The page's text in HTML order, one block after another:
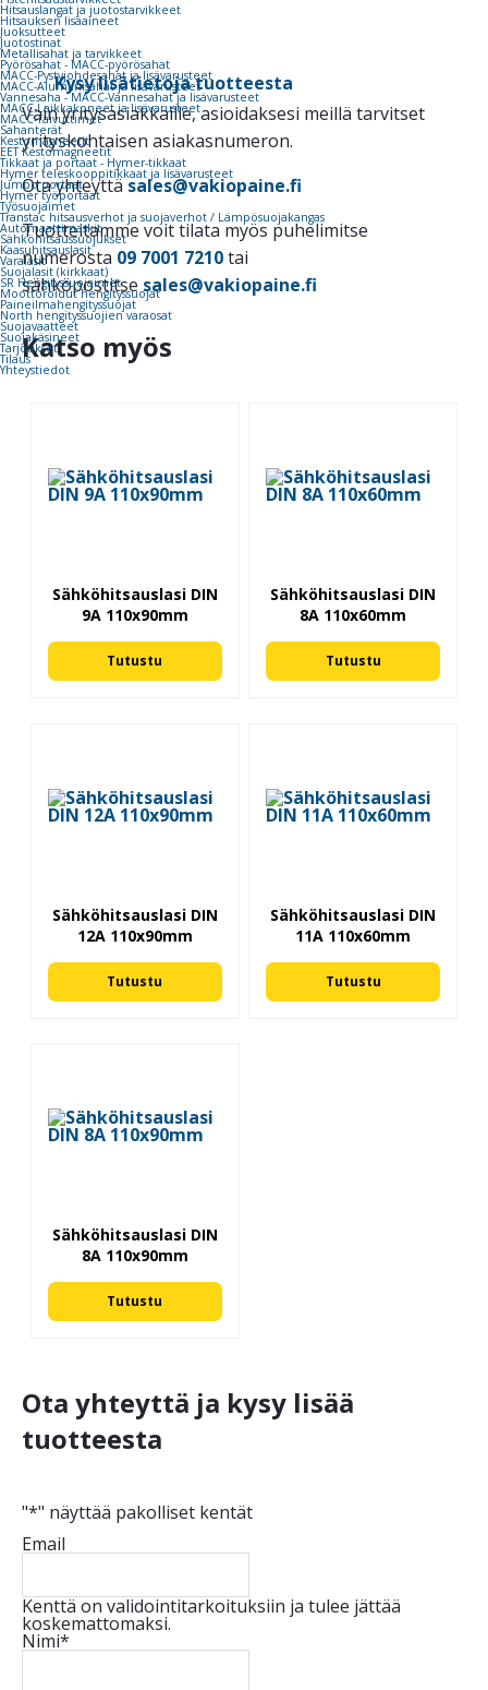
Hitsauslangat ja juotostarvikkeet
Hitsauksen lisäaineet
Juoksutteet
Juotostinat
Metallisahat ja tarvikkeet
Pyörösahat - MACC-pyörösahat
MACC-Pystyjohdesahat ja lisävarusteet
MACC-Alumiinisahat ja lisävarusteet
Vannesaha - MACC-Vannesahat ja lisävarusteet
MACC-Laikkakoneet ja lisävarusteet
MACC-Taivuttimet
Sahanterät
Kestomagneetit
EET Kestomagneetit
Tikkaat ja portaat - Hymer-tikkaat
Hymer teleskooppitikkaat ja lisävarusteet
Jumbo portaat
Hymer työportaat
Työsuojaimet
Transtac hitsausverhot ja suojaverhot / Lämpösuojakangas
Automaattimaskit
Sähköhitsaussuojukset
Kaasuhitsauslasit
Varalasit
Suojalasit (kirkkaat)
SR Hengityssuojaimet
Moottoroidut hengityssuojat
Paineilmahengityssuojat
North hengityssuojien varaosat
Suojavaatteet
Suojakäsineet
Tarjoukset
Tilaus
Yhteystiedot
Kysy lisätietoja tuotteesta
Vain yritysasiakkaille, asioidaksesi meillä tarvitset
yrityskohtaisen asiakasnumeron.
Ota yhteyttäsales@vakiopaine.fi
Tuotteitamme voit tilata myös puhelimitse
numerosta 09 7001 7210tai
sähköpostitse sales@vakiopaine.fi
Katso myös
Sähköhitsauslasi DIN
9A 110x90mm
Tutustu
Sähköhitsauslasi DIN
8A 110x60mm
Tutustu
Sähköhitsauslasi DIN
12A 110x90mm
Tutustu
Sähköhitsauslasi DIN
11A 110x60mm
Tutustu
Sähköhitsauslasi DIN
8A 110x90mm
Tutustu
Ota yhteyttä ja kysy lisää
tuotteesta
"*" näyttää pakolliset kentät
Email
Kenttä on validointitarkoituksiin ja tulee jättää
koskemattomaksi.
Nimi*